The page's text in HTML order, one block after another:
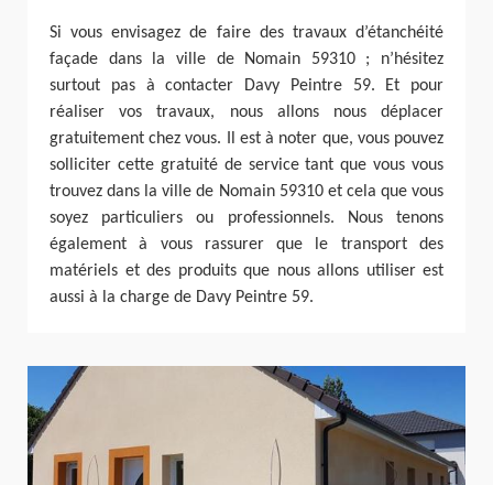
Si vous envisagez de faire des travaux d’étanchéité
façade dans la ville de Nomain 59310 ; n’hésitez
surtout pas à contacter Davy Peintre 59. Et pour
réaliser vos travaux, nous allons nous déplacer
gratuitement chez vous. Il est à noter que, vous pouvez
solliciter cette gratuité de service tant que vous vous
trouvez dans la ville de Nomain 59310 et cela que vous
soyez particuliers ou professionnels. Nous tenons
également à vous rassurer que le transport des
matériels et des produits que nous allons utiliser est
aussi à la charge de Davy Peintre 59.